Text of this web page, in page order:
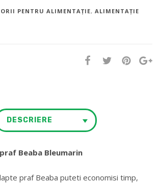
PENTRU ALIMENTAȚIE, ALIMENTAȚIE
DESCRIERE
Beaba Bleumarin
praf Beaba puteti economisi timp,